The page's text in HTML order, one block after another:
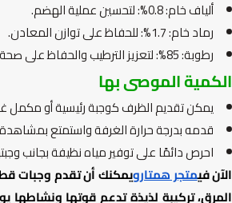
ألياف خام: 0.8%: لتحسين عملية الهضم.
رماد خام: 1.7%: للحفاظ على توازن المعادن.
رطوبة: 85%: لتعزيز الترطيب والحفاظ على صحة الجهاز البولي.
الكمية الموصى بها
يمكن تقديم الظرف كوجبة رئيسية أو مكمل
قدمه بدرجة حرارة الغرفة واستمتع
احرص دائمًا على توفير مياه نظيفة بجانب
الآن فيمتجر همتارويمكنك أن تقدم وجبات
المرق، تركيبة لذيذة تدعم قوتها